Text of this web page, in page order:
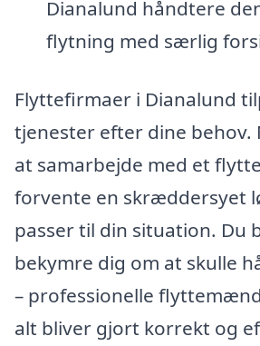
Dianalund håndtere
flytning med særlig
Flyttefirmaer i Dianalund
tjenester efter dine
at samarbejde med et
forvente en skræddersyet
passer til din situation. Du
bekymre dig om at skulle
– professionelle
alt bliver gjort korrekt og